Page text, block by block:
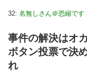
32: 名無しさん＠恐縮です
事件の解決はオ
ボタン投票で決
れ